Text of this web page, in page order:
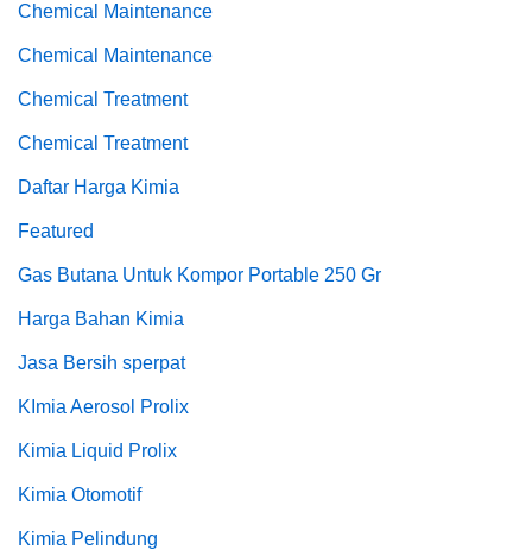
Chemical Maintenance
Chemical Maintenance
Chemical Treatment
Chemical Treatment
Daftar Harga Kimia
Featured
Gas Butana Untuk Kompor Portable 250 Gr
Harga Bahan Kimia
Jasa Bersih sperpat
KImia Aerosol Prolix
Kimia Liquid Prolix
Kimia Otomotif
Kimia Pelindung